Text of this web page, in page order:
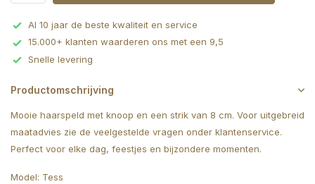
Al 10 jaar de beste kwaliteit en service
15.000+ klanten waarderen ons met een 9,5
Snelle levering
Productomschrijving
Mooie haarspeld met knoop en een strik van 8 cm. Voor uitgebreid
maatadvies zie de veelgestelde vragen onder klantenservice.
Perfect voor elke dag, feestjes en bijzondere momenten.
Model: Tess